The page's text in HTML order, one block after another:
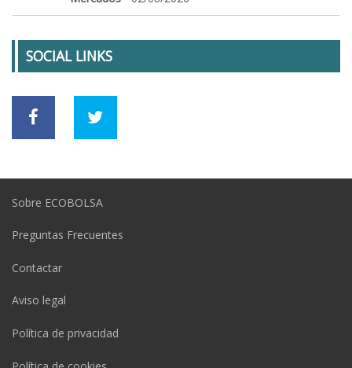
SOCIAL LINKS
Sobre ECOBOLSA
Preguntas Frecuentes
Contactar
Aviso legal
Política de privacidad